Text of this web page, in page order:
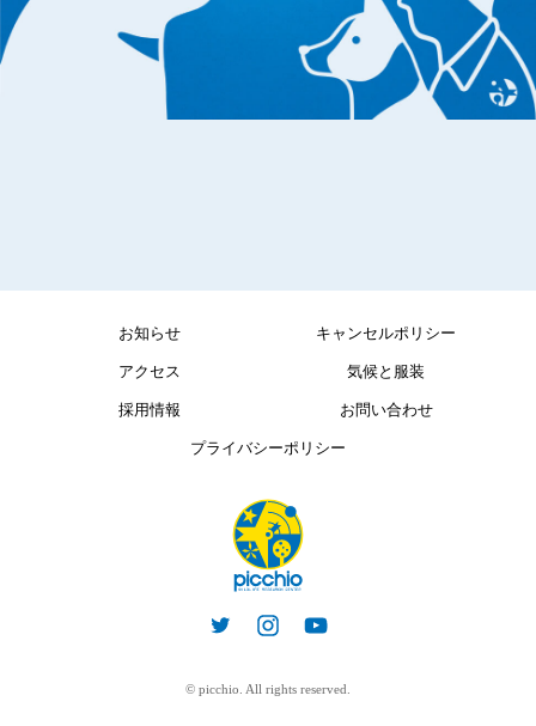
お知らせ キャンセルポリシー
アクセス 気候と服装
採用情報 お問い合わせ
プライバシーポリシー
© picchio. All rights reserved.